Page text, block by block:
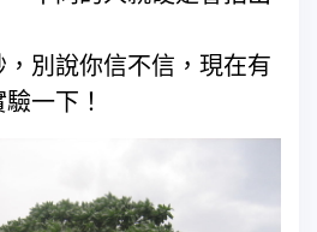
別說你信不信，現在有
一下！